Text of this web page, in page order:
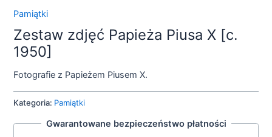
Pamiątki
Zestaw zdjęć Papieża Piusa X [c.
1950]
Fotografie z Papieżem Piusem X.
Kategoria: Pamiątki
Gwarantowane bezpieczeństwo płatności